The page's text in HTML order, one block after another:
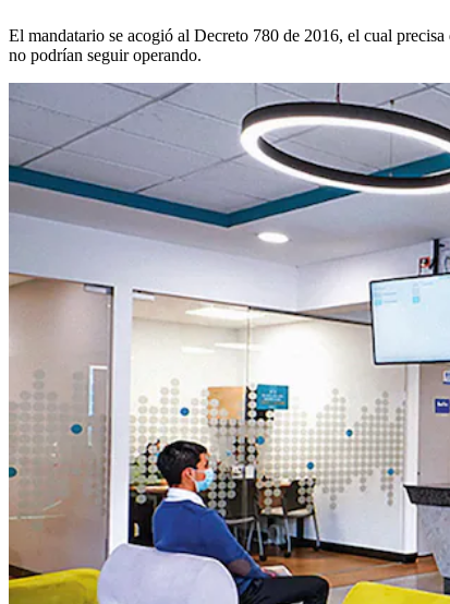
El mandatario se acogió al Decreto 780 de 2016, el cual
no podrían seguir operando.